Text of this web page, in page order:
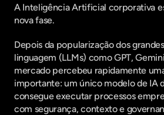
A Inteligência Artificial corporativa
nova fase.
Depois da popularização dos
linguagem (LLMs) como GPT,
mercado percebeu rapidamente
importante: um único modelo de IA
consegue executar processos
com segurança, contexto e